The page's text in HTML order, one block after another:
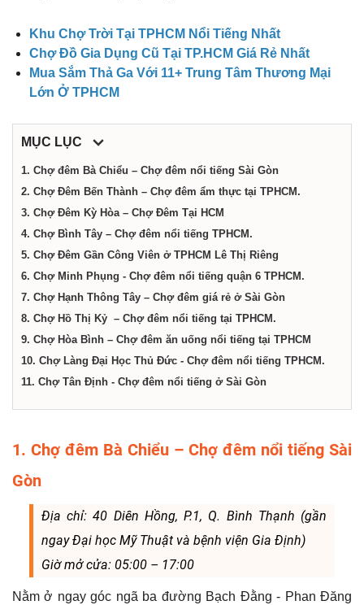
dịch
Thành
phố
Hồ
Chí
Khu Chợ Trời Tại TPHCM Nổi Tiếng Nhất
Chợ Đồ Gia Dụng Cũ Tại TP.HCM Giá Rẻ Nhất
Mua Sắm Thả Ga Với 11+ Trung Tâm Thương Mại
Lớn Ở TPHCM
MỤC LỤC
1. Chợ đêm Bà Chiểu – Chợ đêm nổi tiếng Sài Gòn
2. Chợ Đêm Bến Thành – Chợ đêm ẩm thực tại TPHCM.
3. Chợ Đêm Kỳ Hòa – Chợ Đêm Tại HCM
4. Chợ Bình Tây – Chợ đêm nổi tiếng TPHCM.
5. Chợ Đêm Gần Công Viên ở TPHCM Lê Thị Riêng
6. Chợ Minh Phụng - Chợ đêm nổi tiếng quận 6 TPHCM.
7. Chợ Hạnh Thông Tây – Chợ đêm giá rẻ ở Sài Gòn
8. Chợ Hồ Thị Kỷ – Chợ đêm nổi tiếng tại TPHCM.
9. Chợ Hòa Bình – Chợ đêm ăn uống nổi tiếng tại TPHCM
10. Chợ Làng Đại Học Thủ Đức - Chợ đêm nổi tiếng TPHCM.
11. Chợ Tân Định - Chợ đêm nổi tiếng ở Sài Gòn
1. Chợ đêm Bà Chiểu – Chợ đêm nổi tiếng Sài
Gòn
Địa chỉ: 40 Diên Hồng, P.1, Q. Bình Thạnh (gần
ngay Đại học Mỹ Thuật và bệnh viện Gia Định)
Giờ mở cửa: 05:00 – 17:00
Nằm ở ngay góc ngã ba đường Bạch Đằng - Phan Đăng